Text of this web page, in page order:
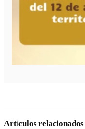
Articulos relacionados